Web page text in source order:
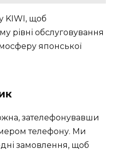
KIWI, щоб
рівні обслуговування
японської
зателефонувавши
телефону. Ми
замовлення, щоб